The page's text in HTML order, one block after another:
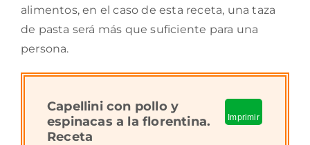
alimentos, en el caso de esta receta, una taza
de pasta será más que suficiente para una
persona.
Imprimir
Capellini con pollo y
espinacas a la florentina.
Receta